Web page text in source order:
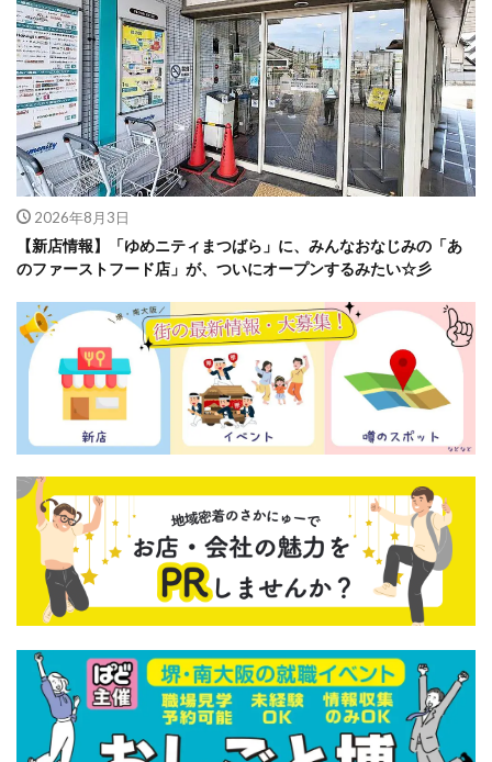
2026年8月3日
【新店情報】「ゆめニティまつばら」に、みんなおなじみの「あ
のファーストフード店」が、ついにオープンするみたい☆彡